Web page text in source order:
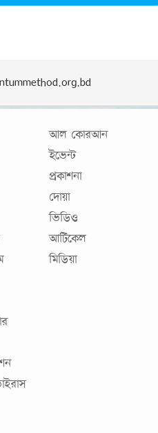
আল কোরআন
ইভেন্ট
প্রকাশনা
দোয়া
ভিডিও
আর্টিকেল
মিডিয়া